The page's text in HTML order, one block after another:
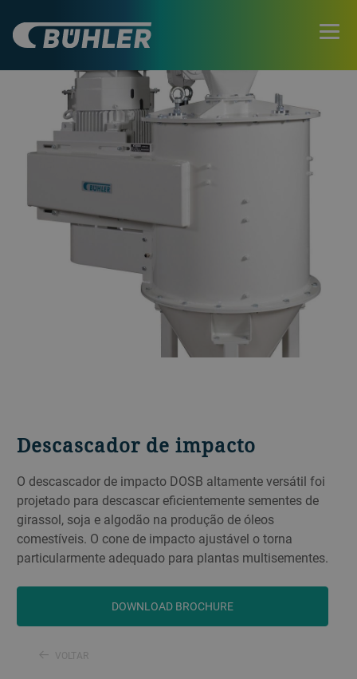
Descascador de impacto
O descascador de impacto DOSB altamente versátil foi
projetado para descascar eficientemente sementes de
girassol, soja e algodão na produção de óleos
comestíveis. O cone de impacto ajustável o torna
particularmente adequado para plantas multisementes.
DOWNLOAD BROCHURE
VOLTAR